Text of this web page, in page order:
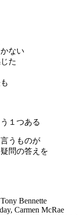
ない
た
１つある
うものが
問の答えを
Bennette
Carmen McRae